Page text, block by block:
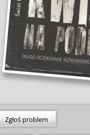
Zgłoś problem